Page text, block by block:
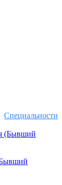
Специальности